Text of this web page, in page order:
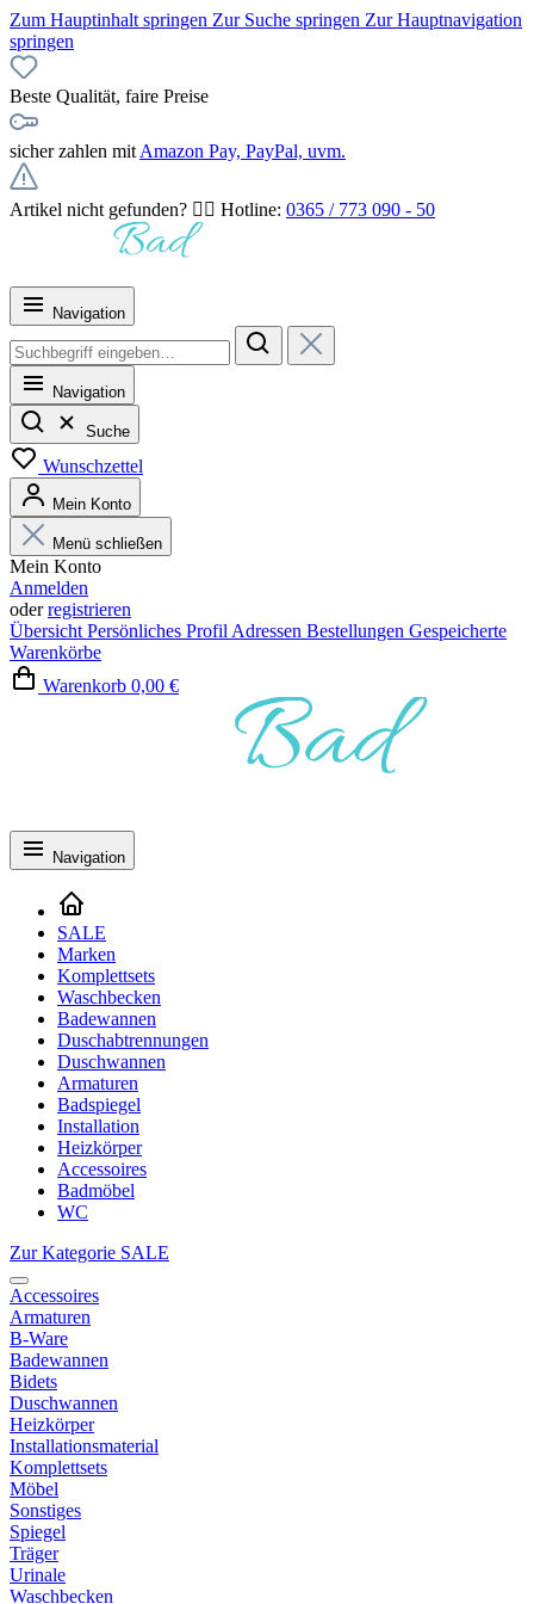
Zum Hauptinhalt springen Zur Suche springen Zur Hauptnavigation
springen
Beste Qualität, faire Preise
sicher zahlen mit Amazon Pay, PayPal, uvm.
Artikel nicht gefunden? 👉🏻 Hotline: 0365 / 773 090 - 50
Navigation
Navigation
Suche
Wunschzettel
Mein Konto
Menü schließen
Mein Konto
Anmelden
oderregistrieren
Übersicht Persönliches Profil Adressen Bestellungen Gespeicherte
Warenkörbe
Warenkorb 0,00 €
Navigation
SALE
Marken
Komplettsets
Waschbecken
Badewannen
Duschabtrennungen
Duschwannen
Armaturen
Badspiegel
Installation
Heizkörper
Accessoires
Badmöbel
WC
Zur Kategorie SALE
Accessoires
Armaturen
B-Ware
Badewannen
Bidets
Duschwannen
Heizkörper
Installationsmaterial
Komplettsets
Möbel
Sonstiges
Spiegel
Träger
Urinale
Waschbecken